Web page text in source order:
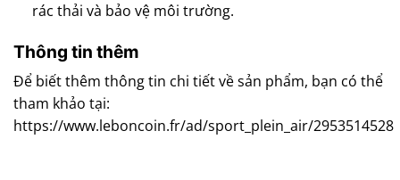
rác thải và bảo vệ môi trường.
Thông tin thêm
Để biết thêm thông tin chi tiết về sản phẩm, bạn có thể
tham khảo tại:
https://www.leboncoin.fr/ad/sport_plein_air/2953514528